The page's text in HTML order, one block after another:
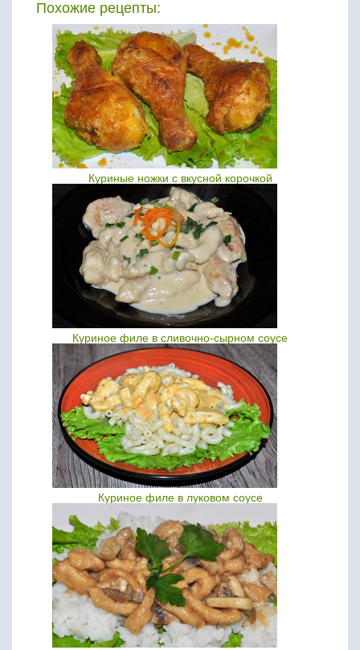
Похожие рецепты:
Куриные ножки с вкусной корочкой
Куриное филе в сливочно-сырном соусе
Куриное филе в луковом соусе